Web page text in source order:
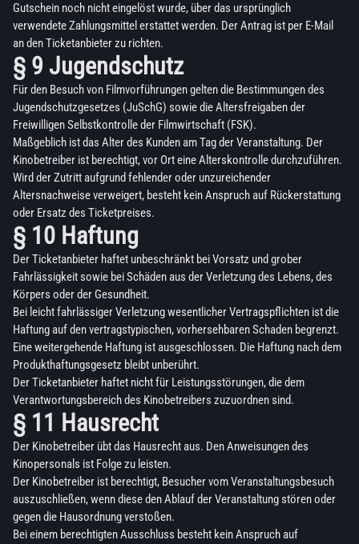
Gutschein noch nicht eingelöst wurde, über das ursprünglich
verwendete Zahlungsmittel erstattet werden. Der Antrag ist per E-Mail
an den Ticketanbieter zu richten.
§ 9 Jugendschutz
Für den Besuch von Filmvorführungen gelten die Bestimmungen des
Jugendschutzgesetzes (JuSchG) sowie die Altersfreigaben der
Freiwilligen Selbstkontrolle der Filmwirtschaft (FSK).
Maßgeblich ist das Alter des Kunden am Tag der Veranstaltung. Der
Kinobetreiber ist berechtigt, vor Ort eine Alterskontrolle durchzuführen.
Wird der Zutritt aufgrund fehlender oder unzureichender
Altersnachweise verweigert, besteht kein Anspruch auf Rückerstattung
oder Ersatz des Ticketpreises.
§ 10 Haftung
Der Ticketanbieter haftet unbeschränkt bei Vorsatz und grober
Fahrlässigkeit sowie bei Schäden aus der Verletzung des Lebens, des
Körpers oder der Gesundheit.
Bei leicht fahrlässiger Verletzung wesentlicher Vertragspflichten ist die
Haftung auf den vertragstypischen, vorhersehbaren Schaden begrenzt.
Eine weitergehende Haftung ist ausgeschlossen. Die Haftung nach dem
Produkthaftungsgesetz bleibt unberührt.
Der Ticketanbieter haftet nicht für Leistungsstörungen, die dem
Verantwortungsbereich des Kinobetreibers zuzuordnen sind.
§ 11 Hausrecht
Der Kinobetreiber übt das Hausrecht aus. Den Anweisungen des
Kinopersonals ist Folge zu leisten.
Der Kinobetreiber ist berechtigt, Besucher vom Veranstaltungsbesuch
auszuschließen, wenn diese den Ablauf der Veranstaltung stören oder
gegen die Hausordnung verstoßen.
Bei einem berechtigten Ausschluss besteht kein Anspruch auf